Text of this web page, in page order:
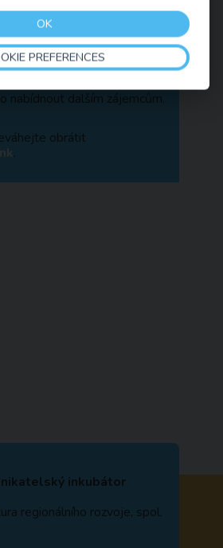
připravenakáva a čaj.
je omezená, proto je
nebudete moci zúčastnit,
nabídnout dalším zájemcům.
obrátit
.
inkubátor
regionálního rozvoje, spol.
OK
PREFERENCES